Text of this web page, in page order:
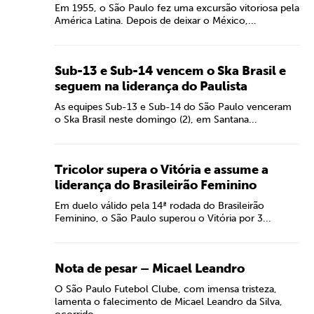
Em 1955, o São Paulo fez uma excursão vitoriosa pela
América Latina. Depois de deixar o México,...
Sub-13 e Sub-14 vencem o Ska Brasil e
seguem na liderança do Paulista
As equipes Sub-13 e Sub-14 do São Paulo venceram
o Ska Brasil neste domingo (2), em Santana...
Tricolor supera o Vitória e assume a
liderança do Brasileirão Feminino
Em duelo válido pela 14ª rodada do Brasileirão
Feminino, o São Paulo superou o Vitória por 3...
Nota de pesar – Micael Leandro
O São Paulo Futebol Clube, com imensa tristeza,
lamenta o falecimento de Micael Leandro da Silva,